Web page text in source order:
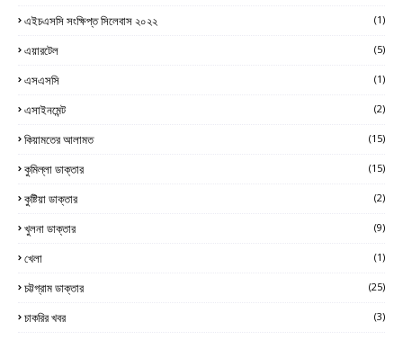
এইচএসসি সংক্ষিপ্ত সিলেবাস ২০২২ (1)
এয়ারটেল (5)
এসএসসি (1)
এসাইনমেন্ট (2)
কিয়ামতের আলামত (15)
কুমিল্লা ডাক্তার (15)
কুষ্টিয়া ডাক্তার (2)
খুলনা ডাক্তার (9)
খেলা (1)
চট্টগ্রাম ডাক্তার (25)
চাকরির খবর (3)